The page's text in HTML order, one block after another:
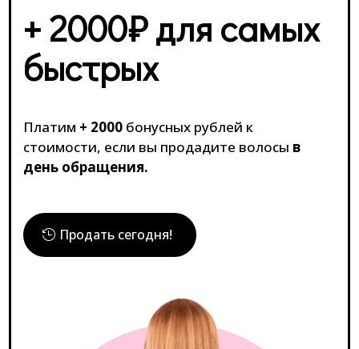
+ 2000₽ для самых
быстрых
Платим + 2000 бонусных рублей к
стоимости, если вы продадите волосы в
день обращения.
Продать сегодня!